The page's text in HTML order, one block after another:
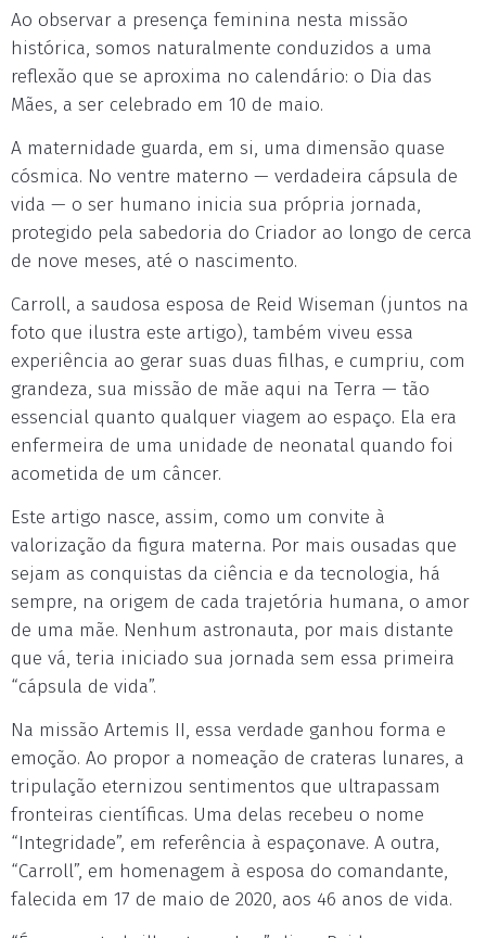
Ao observar a presença feminina nesta missão
histórica, somos naturalmente conduzidos a uma
reflexão que se aproxima no calendário: o Dia das
Mães, a ser celebrado em 10 de maio.
A maternidade guarda, em si, uma dimensão quase
cósmica. No ventre materno — verdadeira cápsula de
vida — o ser humano inicia sua própria jornada,
protegido pela sabedoria do Criador ao longo de cerca
de nove meses, até o nascimento.
Carroll, a saudosa esposa de Reid Wiseman (juntos na
foto que ilustra este artigo), também viveu essa
experiência ao gerar suas duas filhas, e cumpriu, com
grandeza, sua missão de mãe aqui na Terra — tão
essencial quanto qualquer viagem ao espaço. Ela era
enfermeira de uma unidade de neonatal quando foi
acometida de um câncer.
Este artigo nasce, assim, como um convite à
valorização da figura materna. Por mais ousadas que
sejam as conquistas da ciência e da tecnologia, há
sempre, na origem de cada trajetória humana, o amor
de uma mãe. Nenhum astronauta, por mais distante
que vá, teria iniciado sua jornada sem essa primeira
“cápsula de vida”.
Na missão Artemis II, essa verdade ganhou forma e
emoção. Ao propor a nomeação de crateras lunares, a
tripulação eternizou sentimentos que ultrapassam
fronteiras científicas. Uma delas recebeu o nome
“Integridade”, em referência à espaçonave. A outra,
“Carroll”, em homenagem à esposa do comandante,
falecida em 17 de maio de 2020, aos 46 anos de vida.